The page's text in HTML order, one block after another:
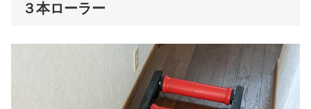
３本ローラー